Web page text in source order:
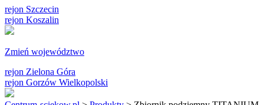
rejon Szczecin
rejon Koszalin
Zmień województwo
rejon Zielona Góra
rejon Gorzów Wielkopolski